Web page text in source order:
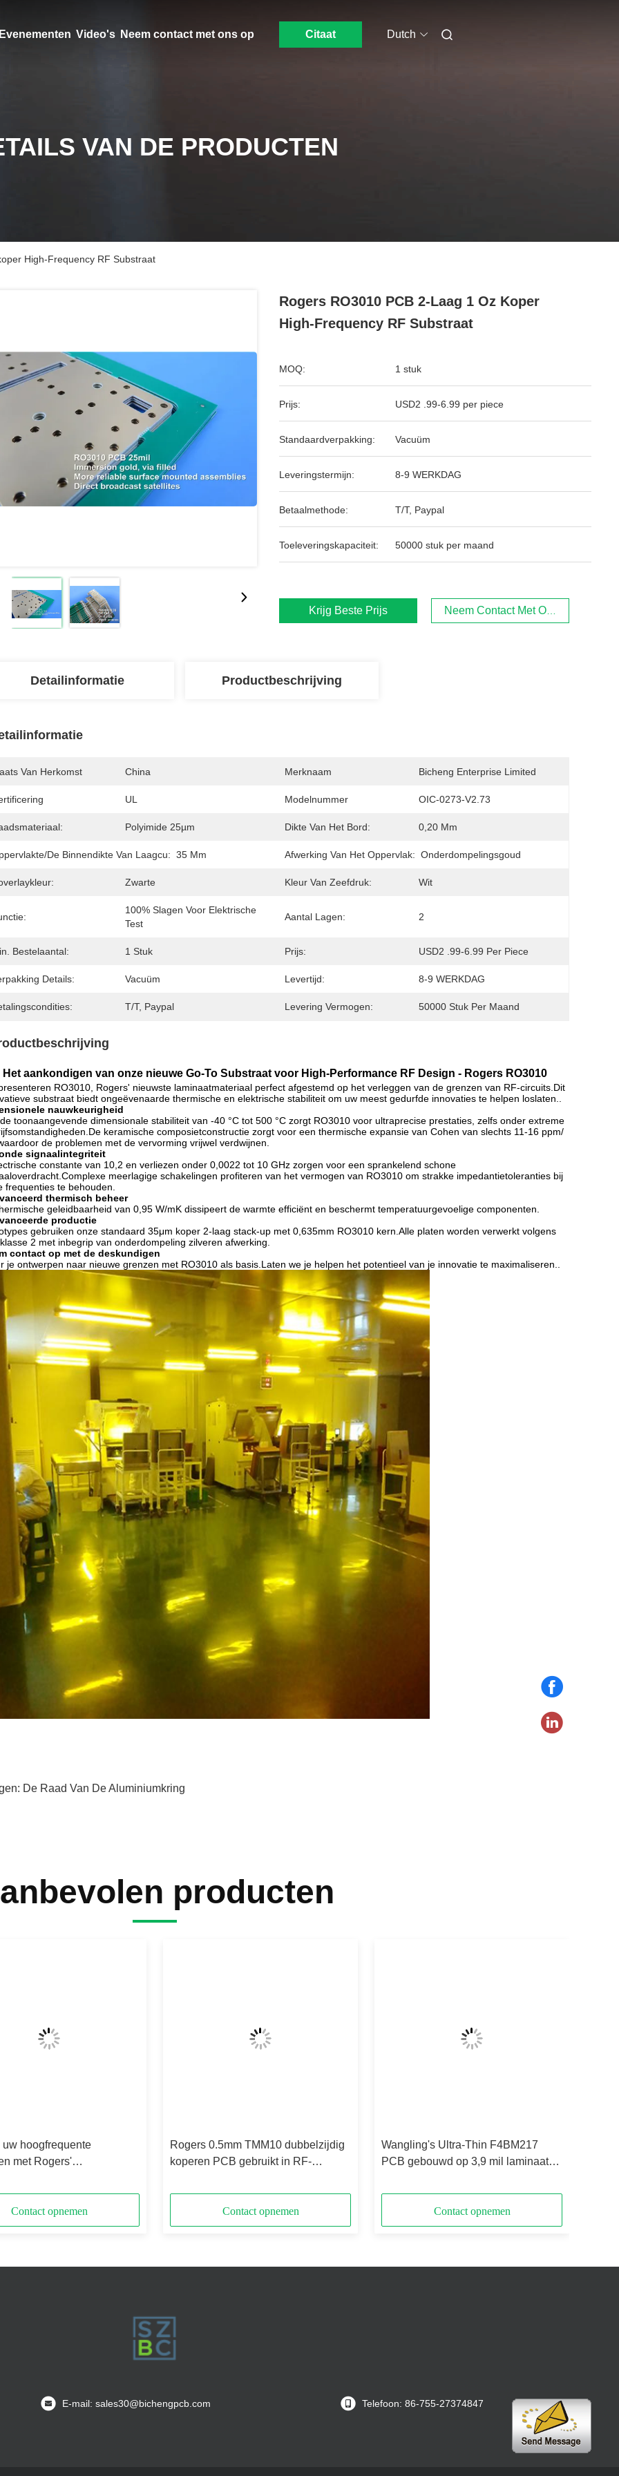
Video's Neem contact met ons op Citaat Dutch
VAN DE PRODUCTEN
High-Frequency RF Substraat
Rogers RO3010 PCB 2-Laag 1 Oz Koper
High-Frequency RF Substraat
MOQ: 1 stuk
Prijs: USD2 .99-6.99 per piece
Standaardverpakking: Vacuüm
Leveringstermijn: 8-9 WERKDAG
Betaalmethode: T/T, Paypal
Toeleveringskapaciteit: 50000 stuk per maand
Krijg Beste Prijs Neem Contact Met Ons Op
Detailinformatie Productbeschrijving
Van Herkomst China Merknaam Bicheng Enterprise Limited
UL Modelnummer OIC-0273-V2.73
Polyimide 25µm Dikte Van Het Bord: 0,20 Mm
de Binnendikte Van Laagcu: 35 Μm Afwerking Van Het Oppervlak: Onderdompelingsgoud
Zwarte Kleur Van Zeefdruk: Wit
100% Slagen Voor Elektrische
Test
Aantal Lagen: 2
Bestelaantal: 1 Stuk Prijs: USD2 .99-6.99 Per Piece
Details: Vacuüm Levertijd: 8-9 WERKDAG
T/T, Paypal Levering Vermogen: 50000 Stuk Per Maand
Het aankondigen van onze nieuwe Go-To Substraat voor High-Performance RF Design - Rogers RO3010
RO3010, Rogers' nieuwste laminaatmateriaal perfect afgestemd op het verleggen van de grenzen van RF-circuits.Dit
substraat biedt ongeëvenaarde thermische en elektrische stabiliteit om uw meest gedurfde innovaties te helpen loslaten..
nauwkeurigheid
toonaangevende dimensionale stabiliteit van -40 °C tot 500 °C zorgt RO3010 voor ultraprecise prestaties, zelfs onder extreme
keramische composietconstructie zorgt voor een thermische expansie van Cohen van slechts 11-16 ppm/
de problemen met de vervorming vrijwel verdwijnen.
signaalintegriteit
constante van 10,2 en verliezen onder 0,0022 tot 10 GHz zorgen voor een sprankelend schone
meerlagige schakelingen profiteren van het vermogen van RO3010 om strakke impedantietoleranties bij
frequenties te behouden.
thermisch beheer
geleidbaarheid van 0,95 W/mK dissipeert de warmte efficiënt en beschermt temperatuurgevoelige componenten.
productie
gebruiken onze standaard 35μm koper 2-laag stack-up met 0,635mm RO3010 kern.Alle platen worden verwerkt volgens
2 met inbegrip van onderdompeling zilveren afwerking.
contact op met de deskundigen
je ontwerpen naar nieuwe grenzen met RO3010 als basis.Laten we je helpen het potentieel van je innovatie te maximaliseren..
De Raad Van De Aluminiumkring
producten
uw hoogfrequente
met Rogers'
Contact opnemen
Rogers 0.5mm TMM10 dubbelzijdig
koperen PCB gebruikt in RF-
Contact opnemen
Wangling's Ultra-Thin F4BM217
PCB gebouwd op 3,9 mil laminaat
Contact opnemen
E-mail: sales30@bichengpcb.com Telefoon: 86-755-27374847